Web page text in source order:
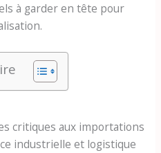
à garder en tête pour
critiques aux importations
industrielle et logistique